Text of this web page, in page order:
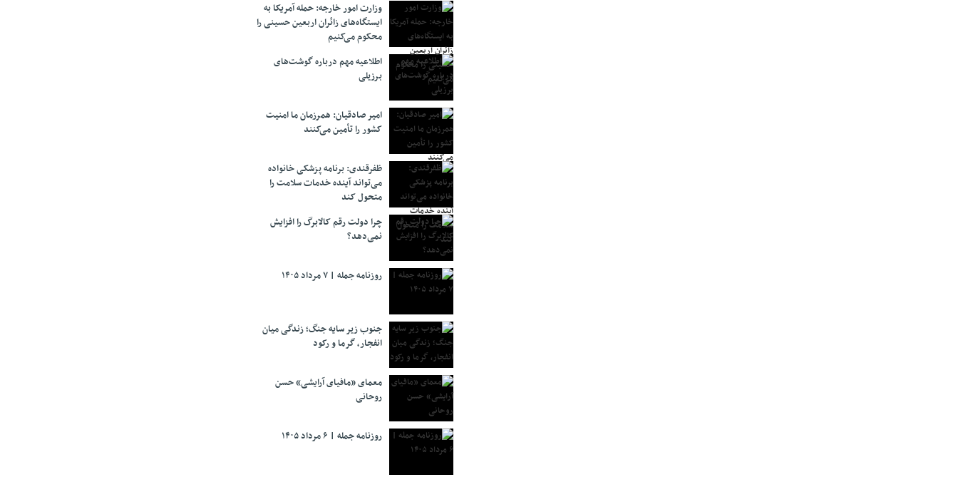
وزارت امور خارجه: حمله آمریکا به
ایستگاه‌های زائران اربعین حسینی را
محکوم می‌کنیم
اطلاعیه مهم درباره گوشت‌های
برزیلی
امیر صادقیان: همرزمان ما امنیت
کشور را تأمین می‌کنند
ظفرقندی: برنامه پزشکی خانواده
می‌تواند آینده خدمات سلامت را
متحول کند
چرا دولت رقم کالابرگ را افزایش
نمی‌دهد؟
روزنامه جمله | ۷ مرداد ۱۴۰۵
جنوب زیر سایه جنگ؛ زندگی میان
انفجار، گرما و رکود
معمای «مافیای آرایشی» حسن
روحانی
روزنامه جمله | ۶ مرداد ۱۴۰۵